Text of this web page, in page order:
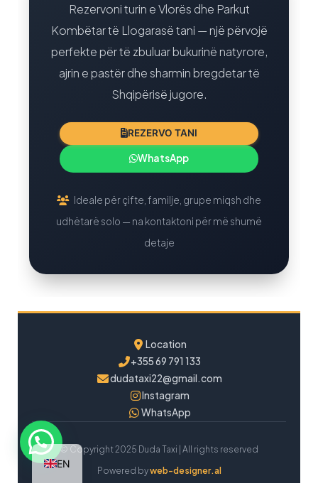
Rezervoni turin e Vlorës dhe Parkut
Kombëtar të Llogarasë tani — një përvojë
perfekte për të zbuluar bukurinë natyrore,
ajrin e pastër dhe sharmin bregdetar të
Shqipërisë jugore.
REZERVO TANI
WhatsApp
Ideale për çifte, familje, grupe miqsh dhe
udhëtarë solo — na kontaktoni për më shumë
detaje
Location
+355 69 791 133
dudataxi22@gmail.com
Instagram
WhatsApp
© Copyright 2025 Duda Taxi | All rights reserved
Powered byweb-designer.al
EN